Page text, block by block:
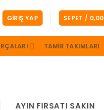
GIRIŞ YAP SEPET / 0,00
TAMIR TAKIMLARI
AYIN FIRSATI SAKIN